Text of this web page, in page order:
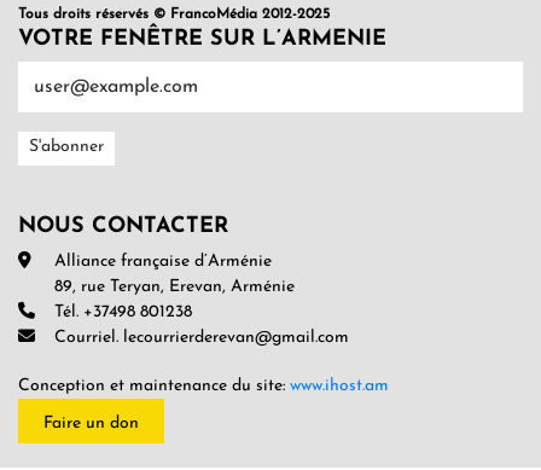
Tous droits réservés © FrancoMédia 2012-2025
VOTRE FENÊTRE SUR L’ARMENIE
NOUS CONTACTER
Alliance française d’Arménie
89, rue Teryan, Erevan, Arménie
Tél. +37498 801238
Courriel. lecourrierderevan@gmail.com
Conception et maintenance du site: www.ihost.am
Faire un don